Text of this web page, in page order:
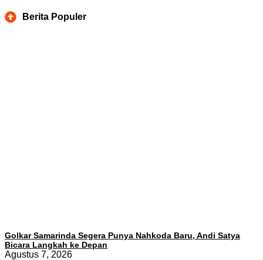
Berita Populer
Golkar Samarinda Segera Punya Nahkoda Baru, Andi Satya
Bicara Langkah ke Depan
Agustus 7, 2026